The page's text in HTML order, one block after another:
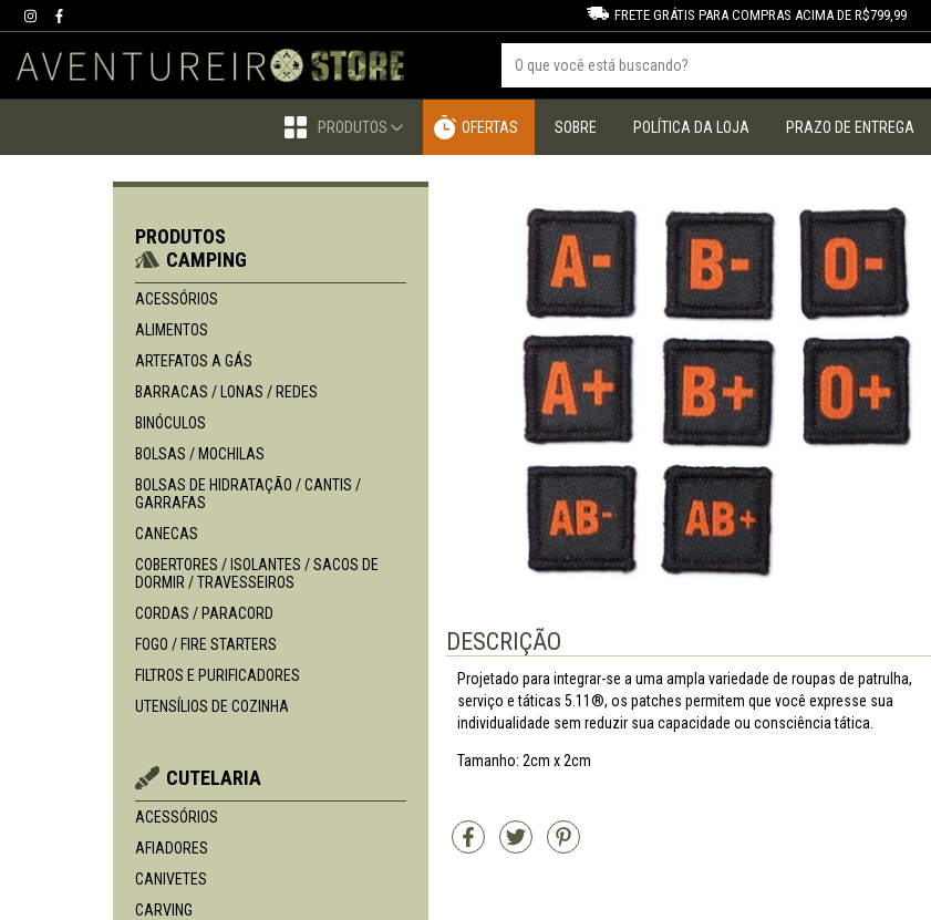
FRETE GRÁTIS PARA COMPRAS ACIMA DE R$799,99
PRODUTOS OFERTAS SOBRE POLÍTICA DA LOJA PRAZO DE ENTREGA
PRODUTOS
CAMPING
ACESSÓRIOS
ALIMENTOS
ARTEFATOS A GÁS
BARRACAS / LONAS / REDES
BINÓCULOS
BOLSAS / MOCHILAS
BOLSAS DE HIDRATAÇÃO / CANTIS /
GARRAFAS
CANECAS
COBERTORES / ISOLANTES / SACOS DE
DORMIR / TRAVESSEIROS
CORDAS / PARACORD
FOGO / FIRE STARTERS
FILTROS E PURIFICADORES
UTENSÍLIOS DE COZINHA
CUTELARIA
ACESSÓRIOS
AFIADORES
CANIVETES
CARVING
DESCRIÇÃO
Projetado para integrar-se a uma ampla variedade de roupas de patrulha,
serviço e táticas 5.11®, os patches permitem que você expresse sua
individualidade sem reduzir sua capacidade ou consciência tática.
Tamanho: 2cm x 2cm